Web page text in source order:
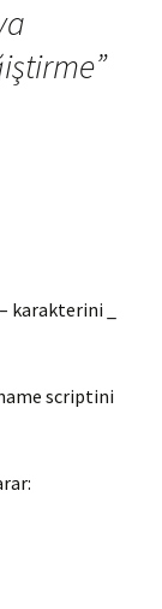
”
karakterini _
scriptini